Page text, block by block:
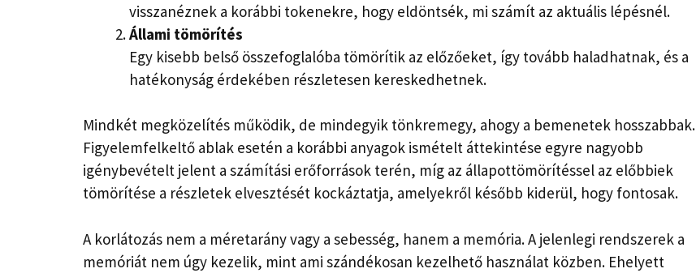
visszanéznek a korábbi tokenekre, hogy eldöntsék, mi számít az aktuális lépésnél.
Állami tömörítés
Egy kisebb belső összefoglalóba tömörítik az előzőeket, így tovább haladhatnak, és a
hatékonyság érdekében részletesen kereskedhetnek.
Mindkét megközelítés működik, de mindegyik tönkremegy, ahogy a bemenetek hosszabbak.
Figyelemfelkeltő ablak esetén a korábbi anyagok ismételt áttekintése egyre nagyobb
igénybevételt jelent a számítási erőforrások terén, míg az állapottömörítéssel az előbbiek
tömörítése a részletek elvesztését kockáztatja, amelyekről később kiderül, hogy fontosak.
A korlátozás nem a méretarány vagy a sebesség, hanem a memória. A jelenlegi rendszerek a
memóriát nem úgy kezelik, mint ami szándékosan kezelhető használat közben. Ehelyett